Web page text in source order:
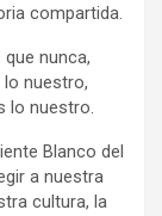
compartida.
nunca,
nuestro,
lo nuestro.
Blanco del
a nuestra
cultura, la